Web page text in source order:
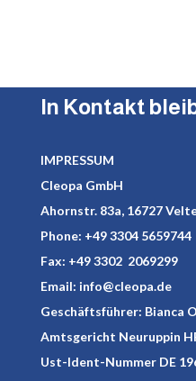
In Kontakt
IMPRESSUM
Cleopa GmbH
Ahornstr. 83a, 16727
Phone: +49 3304 5659744
Fax: +49 3302 2069299
Email: info@cleopa.de
Geschäftsführer: Bianca
Amtsgericht Neuruppin
Ust-Ident-Nummer DE